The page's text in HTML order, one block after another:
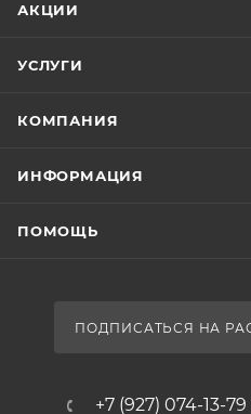
АКЦИИ
УСЛУГИ
КОМПАНИЯ
ИНФОРМАЦИЯ
ПОМОЩЬ
ПОДПИСАТЬСЯ НА
+7 (927) 074-13-79